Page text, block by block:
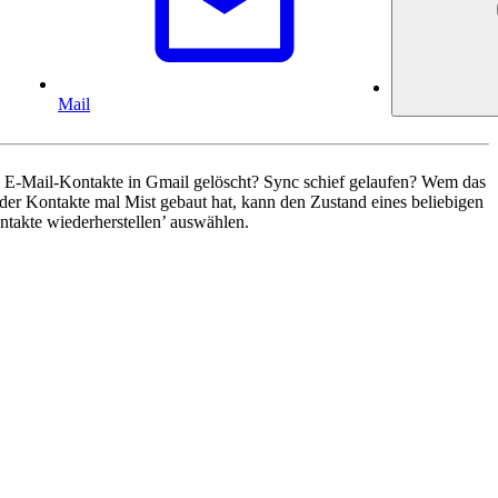
Mail
Mail-Kontakte in Gmail gelöscht? Sync schief gelaufen? Wem das
Kontakte mal Mist gebaut hat, kann den Zustand eines beliebigen
wiederherstellen’ auswählen.